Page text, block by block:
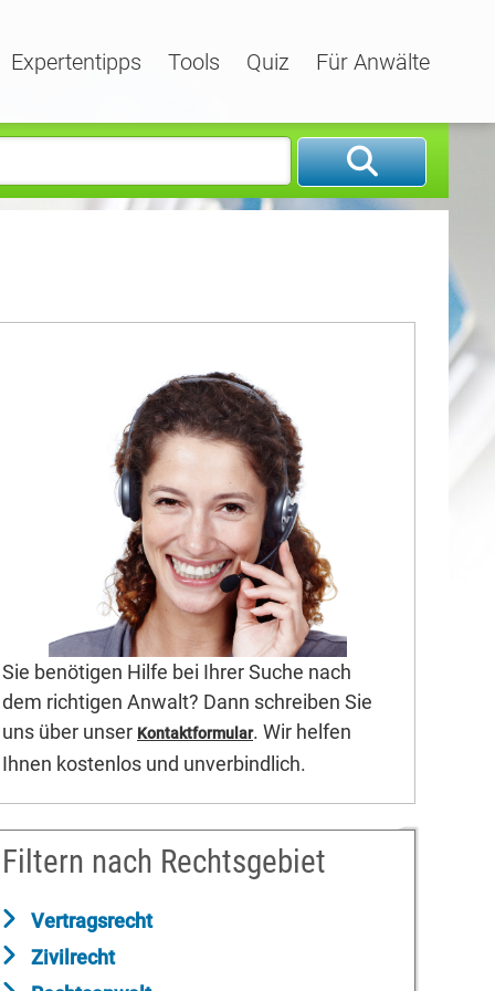
Expertentipps Tools Quiz Für Anwälte
Sie benötigen Hilfe bei Ihrer Suche nach
dem richtigen Anwalt? Dann schreiben Sie
uns über unser Kontaktformular. Wir helfen
Ihnen kostenlos und unverbindlich.
Filtern nach Rechtsgebiet
Vertragsrecht
Zivilrecht